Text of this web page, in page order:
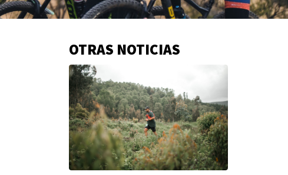
Información
adicional
OTRAS NOTICIAS